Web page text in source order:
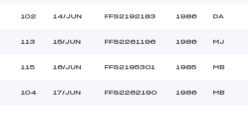
102 14/JUN FFS2192183 1986 DA
113 15/JUN FFS2261196 1986 MJ
115 16/JUN FFS2195301 1985 MB
104 17/JUN FFS2262190 1986 MB